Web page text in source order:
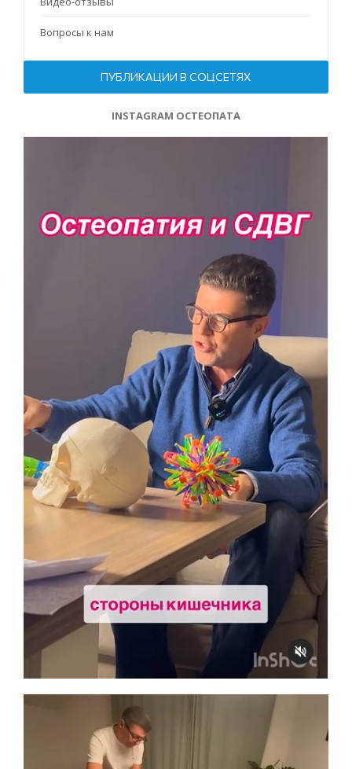
Вопросы к нам
ПУБЛИКАЦИИ В СОЦСЕТЯХ
INSTAGRAM ОСТЕОПАТА